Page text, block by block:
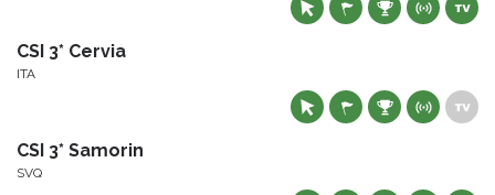
CSI 3* Cervia
ITA
CSI 3* Samorin
SVQ